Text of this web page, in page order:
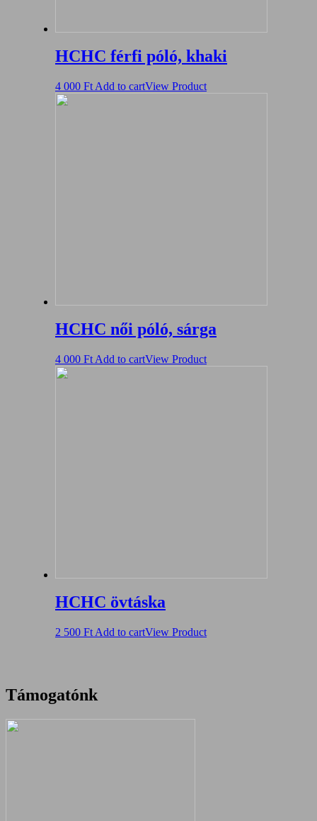
HCHC férfi póló, khaki
4 000 Ft Add to cartView Product
HCHC női póló, sárga
4 000 Ft Add to cartView Product
HCHC övtáska
2 500 Ft Add to cartView Product
Támogatónk